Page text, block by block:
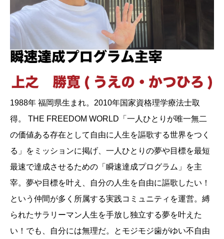
1988年 福岡県生まれ。2010年国家資格理学療法士取
得。 THE FREEDOM WORLD「一人ひとりが唯一無二
の価値ある存在として自由に人生を謳歌する世界をつく
る」をミッションに掲げ、一人ひとりの夢や目標を最短
最速で達成させるための「瞬速達成プログラム」を主
宰。夢や目標を叶え、自分の人生を自由に謳歌したい！
という仲間が多く所属する実践コミュニティを運営。縛
られたサラリーマン人生を手放し独立する夢を叶えた
い！でも、自分には無理だ。とモジモジ歯がゆい不自由